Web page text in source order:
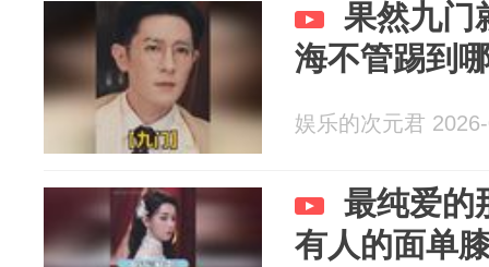
果然九门
海不管踢到
娱乐的次元君
最纯爱的
有人的面单